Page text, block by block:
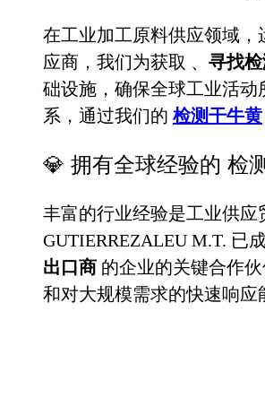
在工业加工原料供应领域
应商，我们为获取 、 寻找
础设施，确保全球工业活
系，通过我们的 检测干牛黄
💎 拥有全球经验的 检
丰富的行业经验是工业供应
GUTIERREZALEU M.T. 已
出口商 的企业的关键合作
和对大规模需求的快速响应